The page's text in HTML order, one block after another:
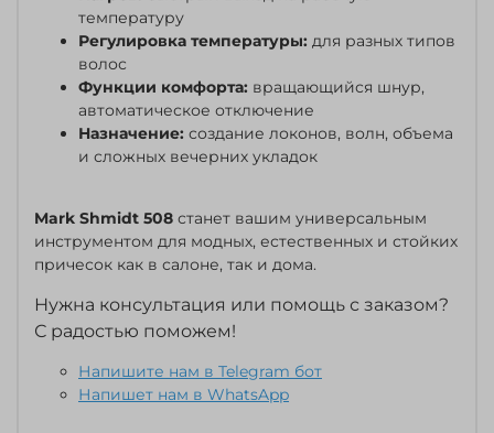
температуру
Регулировка температуры: для разных типов
волос
Функции комфорта: вращающийся шнур,
автоматическое отключение
Назначение: создание локонов, волн, объема
и сложных вечерних укладок
Mark Shmidt 508 станет вашим универсальным
инструментом для модных, естественных и стойких
причесок как в салоне, так и дома.
Нужна консультация или помощь с заказом?
С радостью поможем!
Напишите нам в Telegram бот
Напишет нам в WhatsApp